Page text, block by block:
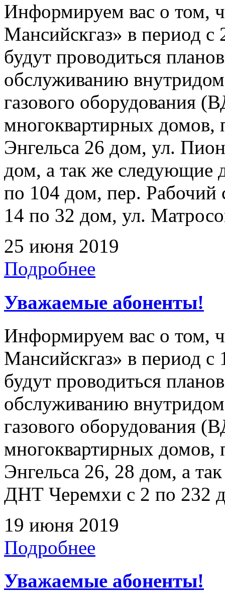
Информируем вас о том,
Мансийскгаз» в период с
будут проводиться
обслуживанию
газового
многоквартирных
Энгельса 26 дом, ул.
дом, а так же следующие
по 104 дом, пер.
14 по 32 дом, ул.
25 июня 2019
Подробнее
Уважаемые абоненты!
Информируем вас о том,
Мансийскгаз» в период с
будут проводиться
обслуживанию
газового
многоквартирных
Энгельса 26, 28 дом, а
ДНТ Черемхи с 2 по 232
19 июня 2019
Подробнее
Уважаемые абоненты!